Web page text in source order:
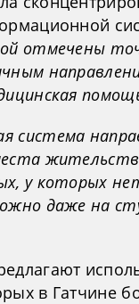
отмечены
система
у которых
даже на
в Гатчине